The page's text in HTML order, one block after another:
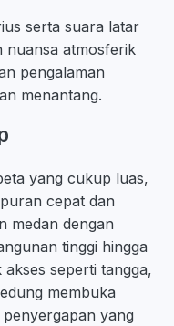
serta suara latar
nuansa atmosferik
pengalaman
menantang.
yang cukup luas,
cepat dan
medan dengan
tinggi hingga
seperti tangga,
membuka
yang